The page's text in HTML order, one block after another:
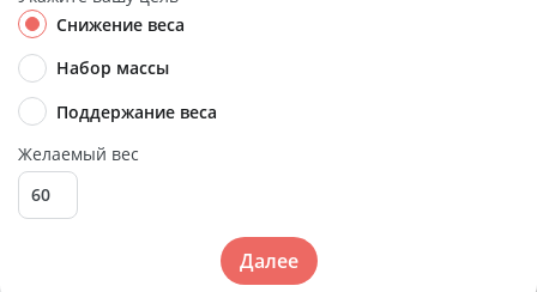
Снижение веса
Набор массы
Поддержание веса
Желаемый вес
Далее